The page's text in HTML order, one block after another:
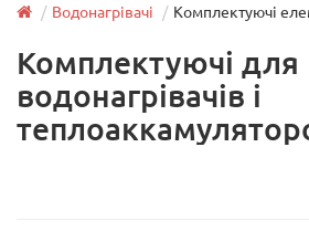
Водонагрівачі Комплектуючі
Комплектуючі для
водонагрівачів і